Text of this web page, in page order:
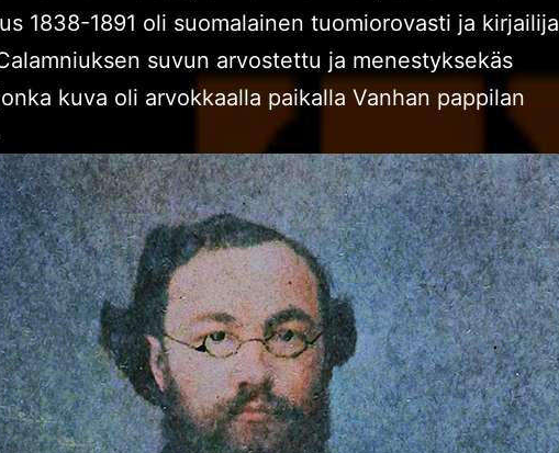
1838-1891 oli suomalainen tuomiorovasti ja
suvun arvostettu ja menestyksekäs
kuva oli arvokkaalla paikalla Vanhan pappilan